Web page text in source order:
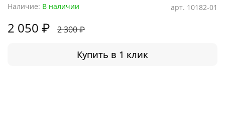
арт. 10182-01
Наличие: В наличии
2 050 ₽ 2 300 ₽
Купить в 1 клик